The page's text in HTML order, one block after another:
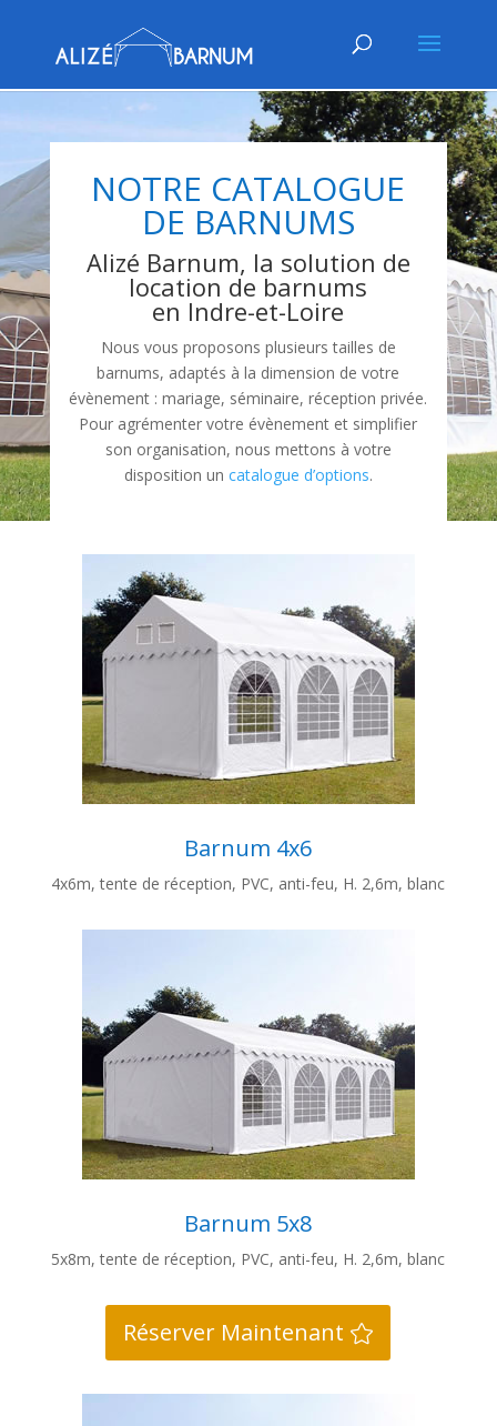
NOTRE CATALOGUE
DE BARNUMS
Alizé Barnum, la solution de
location de barnums
en Indre-et-Loire
Nous vous proposons plusieurs tailles de
barnums, adaptés à la dimension de votre
évènement : mariage, séminaire, réception privée.
Pour agrémenter votre évènement et simplifier
son organisation, nous mettons à votre
disposition un catalogue d’options.
Barnum 4x6
4x6m, tente de réception, PVC, anti-feu, H. 2,6m, blanc
Barnum 5x8
5x8m, tente de réception, PVC, anti-feu, H. 2,6m, blanc
Réserver Maintenant